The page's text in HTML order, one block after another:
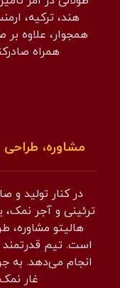
هند، ترکیه،
همجوار، علاوه
همراه
مشاوره،
در کنار تولید
ترئینی و آجر نمک،
هالیتو
است. تیم قدرتمند
انجام می‌دهد. به
غار